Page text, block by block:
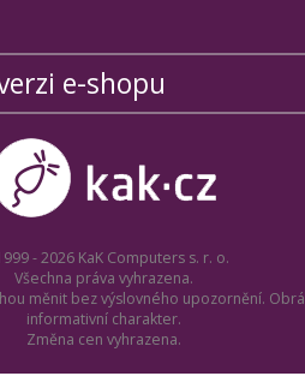
e-shopu
- 2026 KaK Computers s. r. o.
Všechna práva vyhrazena.
měnit bez výslovného upozornění.
informativní charakter.
Změna cen vyhrazena.